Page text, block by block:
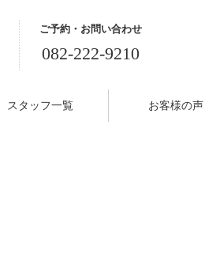
ご予約・お問い合わせ
082-222-9210
スタッフ一覧 お客様の声